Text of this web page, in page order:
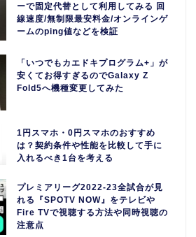
ーで固定代替として利用してみる 回
線速度/無制限最安料金/オンラインゲ
ームのping値などを検証
「いつでもカエドキプログラム+」が
安くてお得すぎるのでGalaxy Z
Fold5へ機種変更してみた
1円スマホ・0円スマホのおすすめ
は？契約条件や性能を比較して手に
入れるべき1台を考える
プレミアリーグ2022-23全試合が見
れる『SPOTV NOW』をテレビや
Fire TVで視聴する方法や同時視聴の
注意点